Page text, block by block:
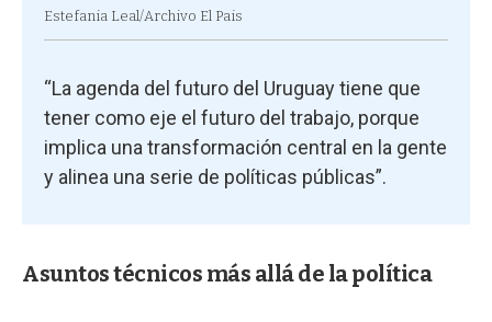
Estefania Leal/Archivo El Pais
“La agenda del futuro del Uruguay tiene que
tener como eje el futuro del trabajo, porque
implica una transformación central en la gente
y alinea una serie de políticas públicas”.
Asuntos técnicos más allá de la política